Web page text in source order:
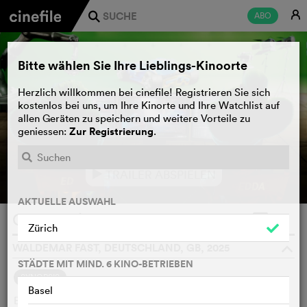
ABO E
j
TRAILER ABSPIELEN
Grand Prix of Europe
SYNOPSIS
Edda träumt davon, Rennfahrerin zu werden. Unerwartet
Bitte wählen Sie Ihre Lieblings-Kinoorte
Herzlich willkommen bei cinefile! Registrieren Sie sich
kostenlos bei uns, um Ihre Kinorte und Ihre Watchlist auf
allen Geräten zu speichern und weitere Vorteile zu
geniessen: Zur Registrierung.
AKTUELLE AUSWAHL
Zürich
STÄDTE MIT MIND. 6 KINO-BETRIEBEN
Basel